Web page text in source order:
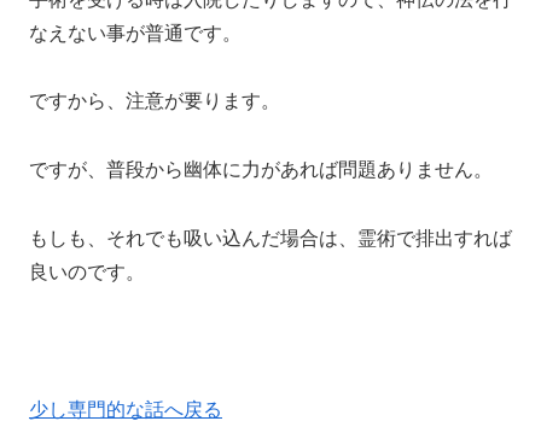
なえない事が普通です。
ですから、注意が要ります。
ですが、普段から幽体に力があれば問題ありません。
もしも、それでも吸い込んだ場合は、霊術で排出すれば
良いのです。
少し専門的な話へ戻る